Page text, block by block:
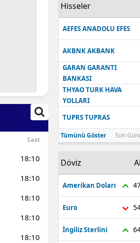
Saat
18:10
18:10
18:10
18:10
18:10
Hisseler
AEFES ANADOLU EFES
AKBNK AKBANK
GARAN GARANTI
BANKASI
THYAO TURK HAVA
YOLLARI
TUPRS TUPRAS
Tümünü Göster Son
Döviz
Amerikan Doları
Euro
İngiliz Sterlini